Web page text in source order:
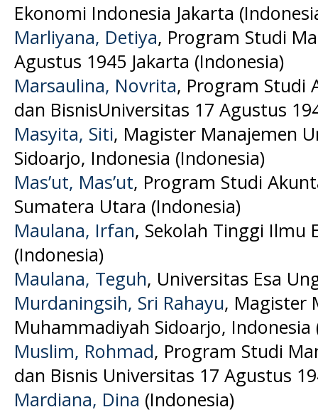
Ekonomi Indonesia Jakarta
Marliyana, Detiya, Program Studi
Agustus 1945 Jakarta (Indonesia)
Marsaulina, Novrita, Program Studi
dan BisnisUniversitas 17 Agustus
Masyita, Siti, Magister Manajemen
Sidoarjo, Indonesia (Indonesia)
Mas’ut, Mas’ut, Program Studi
Sumatera Utara (Indonesia)
Maulana, Irfan, Sekolah Tinggi Ilmu
(Indonesia)
Maulana, Teguh, Universitas Esa
Murdaningsih, Sri Rahayu, Magister
Muhammadiyah Sidoarjo, Indonesia
Muslim, Rohmad, Program Studi
dan Bisnis Universitas 17 Agustus
Mаrdіаnа, Dіnа (Indonesia)